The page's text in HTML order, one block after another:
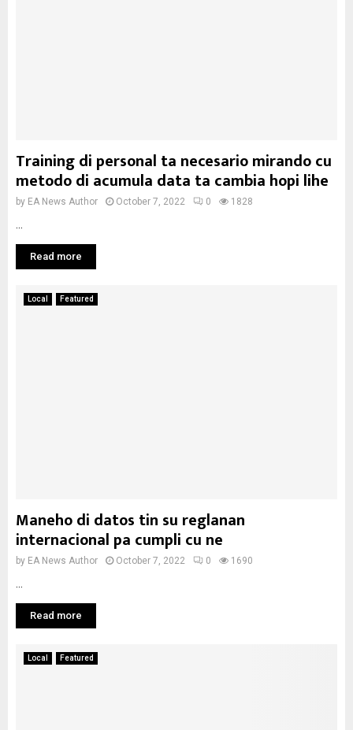
Training di personal ta necesario mirando cu
metodo di acumula data ta cambia hopi lihe
by EA News Author October 7, 2022 0 1828
Read more
Local Featured
Maneho di datos tin su reglanan
internacional pa cumpli cu ne
by EA News Author October 7, 2022 0 1690
Read more
Local Featured